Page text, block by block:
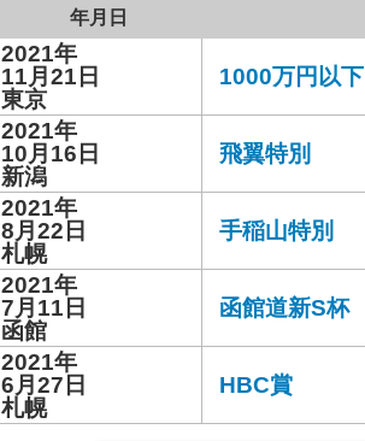
年月日
2021年
11月21日
東京
1000万円以下
2021年
10月16日
新潟
飛翼特別
2021年
8月22日
札幌
手稲山特別
2021年
7月11日
函館
函館道新S杯
2021年
6月27日
札幌
HBC賞